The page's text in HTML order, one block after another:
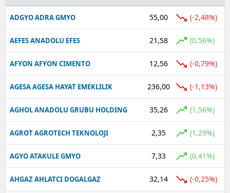
ADGYO ADRA GMYO 55,00 (-2,48%)
AEFES ANADOLU EFES 21,58 (0,56%)
AFYON AFYON CIMENTO 12,56 (-0,79%)
AGESA AGESA HAYAT EMEKLILIK 236,00 (-1,13%)
AGHOL ANADOLU GRUBU HOLDING 35,26 (1,56%)
AGROT AGROTECH TEKNOLOJI 2,35 (1,29%)
AGYO ATAKULE GMYO 7,33 (0,41%)
AHGAZ AHLATCI DOGALGAZ 32,14 (-0,25%)